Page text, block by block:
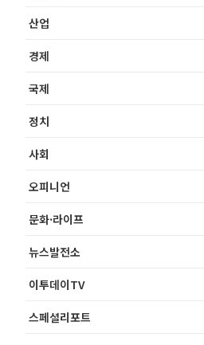
산업
경제
국제
정치
사회
오피니언
문화·라이프
뉴스발전소
이투데이TV
스페셜리포트